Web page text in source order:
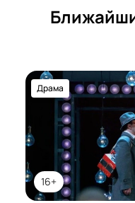
16+
Драма